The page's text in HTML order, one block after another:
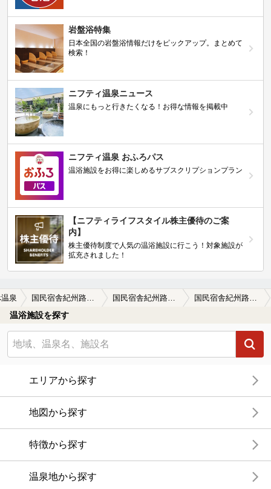
岩盤浴特集
日本全国の岩盤浴情報だけをピックアップ。まとめて
検索！
ニフティ温泉ニュース
温泉にもっと行きたくなる！お得な情報を掲載中
ニフティ温泉 おふろパス
温浴施設をお得に楽しめるサブスクリプションプラン
【ニフティライフスタイル株主優待のご案
内】
株主優待制度で人気の温浴施設に行こう！対象施設が
拡充されました！
泉 国民宿舎紀州路みなべ 国民宿舎紀州路みなべの口コミ一覧 国民宿舎紀州路みなべの口コミ ☆☆☆
温浴施設を探す
エリアから探す
地図から探す
特徴から探す
温泉地から探す